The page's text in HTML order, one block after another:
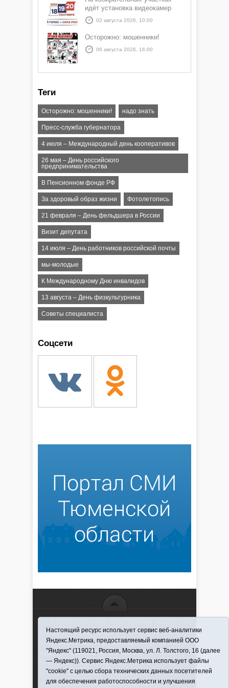
идёт установка видеокамер
02 августа 2026, 10:00
Осторожно: мошенники!
06 августа 2026, 16:00
Теги
Осторожно: мошенники! надо знать
Пресс-служба губернатора
4 июля – Международный день кооперативов
26 мая – День российского
предпринимательства
В Пенсионном фонде РФ
За здоровый образ жизни Фотолетопись
21 февраля – День фельдшера в России
Визит депутата
14 июля – День работников российской почты
мы-молодые
К Международному Дню инвалидов
13 августа – День физкультурника
Советы специалиста
Соцсети
использовании материалов ссылка обязательна
Информационная лента выходит при финансовой
поддержке правительства Тюменской области
Регистрационный номер СМИ ЭЛ № ФС 77-66066
от 10.06. 2016 г. выдано Федеральной службой по
надзору в сфере связи, информационных
Настоящий ресурс использует сервис веб-аналитики
Яндекс.Метрика, предоставляемый компанией ООО
"Яндекс" (119021, Россия, Москва, ул. Л. Толстого, 16 (далее
— Яндекс)). Сервис Яндекс.Метрика использует файлы
"cookie" с целью сбора технических данных посетителей
для обеспечения работоспособности и улучшения